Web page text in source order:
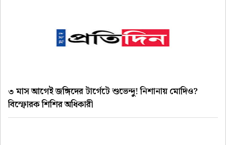
৩ মাস আগেই জঙ্গিদের টার্গেটে শুভেন্দু! নিশানায় মোদিও?
বিস্ফোরক শিশির অধিকারী